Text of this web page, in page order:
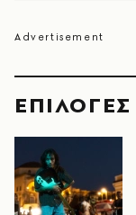
EΠΙΛΟΓΈΣ